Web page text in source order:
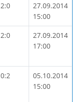
2:0
27.09.2014
15:00
2:0
27.09.2014
17:00
0:2
05.10.2014
15:00